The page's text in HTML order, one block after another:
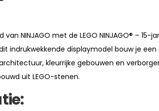
NINJAGO met de LEGO NINJAGO® – 15-
indrukwekkende displaymodel bouw je een
kleurrijke gebouwen en
uit LEGO-stenen.